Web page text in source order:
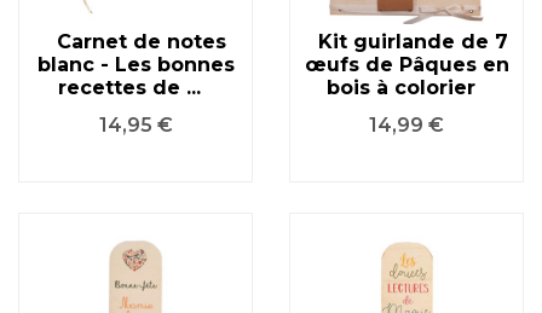
Carnet de notes
blanc - Les bonnes
recettes de ...
Prix
14,95 €
Kit guirlande de 7
œufs de Pâques en
bois à colorier
Prix
14,99 €